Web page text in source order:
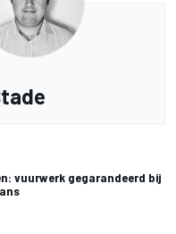
vuurwerk gegarandeerd bij